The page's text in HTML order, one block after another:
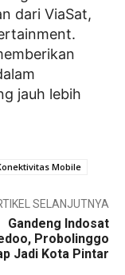
dari ViaSat,
jauh lebih
Mobile
SELANJUTNYA
Gandeng Indosat
Probolinggo
Jadi Kota Pintar